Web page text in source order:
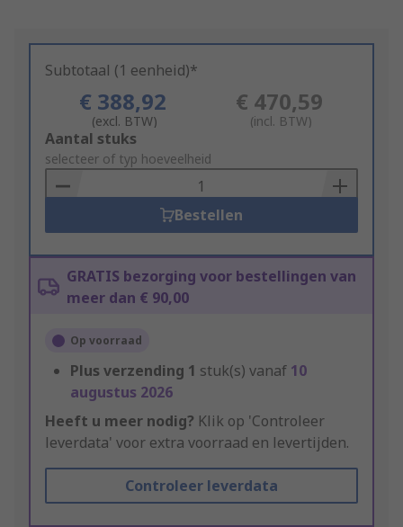
Subtotaal (1 eenheid)*
€ 388,92
(excl. BTW)
€ 470,59
(incl. BTW)
Add
to
Basket
Aantal stuks
selecteer of typ hoeveelheid
Bestellen
GRATIS bezorging voor bestellingen van
meer dan € 90,00
Op voorraad
Plus verzending 1 stuk(s) vanaf 10
augustus 2026
Heeft u meer nodig? Klik op 'Controleer
leverdata' voor extra voorraad en levertijden.
Controleer leverdata